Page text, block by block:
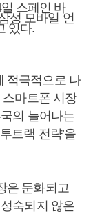
스페인 바
성 모바일 언
있다.
적극적으로 나
마트폰 시장
의 늘어나는
트랙 전략’을
은 둔화되고
숙되지 않은